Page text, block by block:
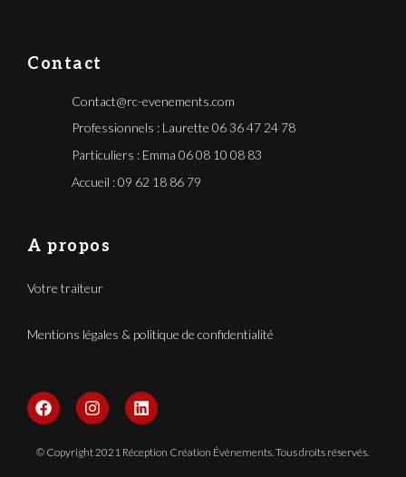
Contact
Contact@rc-evenements.com
Professionnels : Laurette 06 36 47 24 78
Particuliers : Emma 06 08 10 08 83
Accueil : 09 62 18 86 79
A propos
Votre traiteur
Mentions légales & politique de confidentialité
F
a
c
e
I
n
s
t
L
i
n
k
e
© Copyright 2021 Réception Création Évènements. Tous droits réservés.